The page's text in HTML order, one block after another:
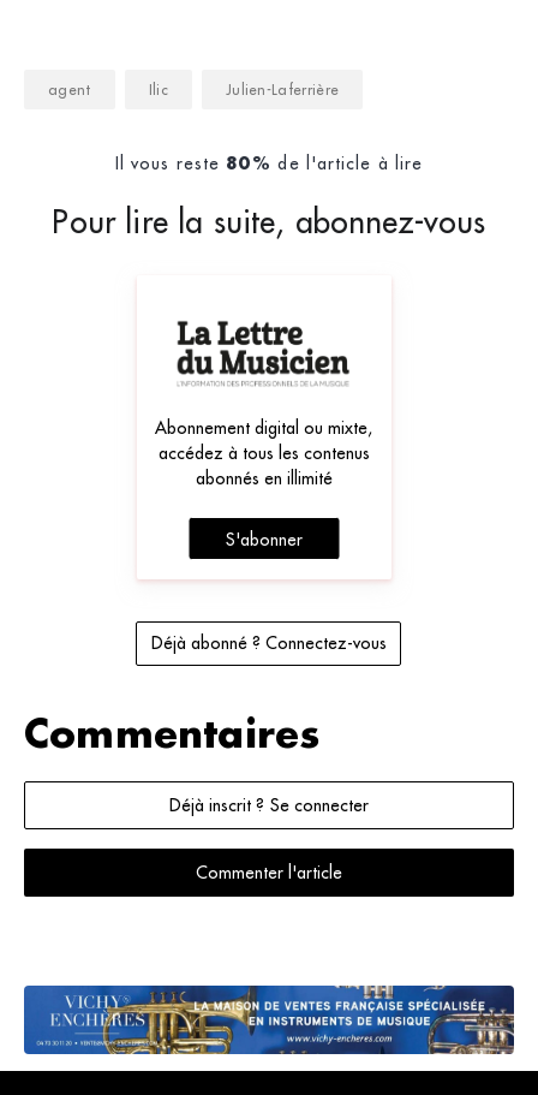
agent Ilic Julien-Laferrière
Il vous reste 80% de l'article à lire
Pour lire la suite, abonnez-vous
Abonnement digital ou mixte,
accédez à tous les contenus
abonnés en illimité
S'abonner
Déjà abonné ? Connectez-vous
Commentaires
Déjà inscrit ? Se connecter
Commenter l'article